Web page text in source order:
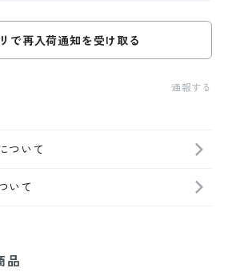
で再入荷通知を受け取る
通報する
ついて
いて
品